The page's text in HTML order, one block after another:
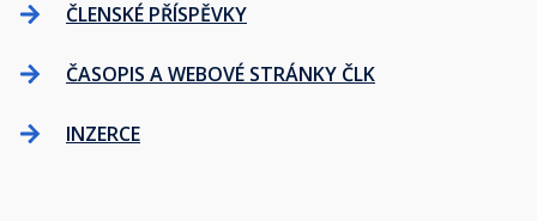
ČLENSKÉ PŘÍSPĚVKY
ČASOPIS A WEBOVÉ STRÁNKY ČLK
INZERCE